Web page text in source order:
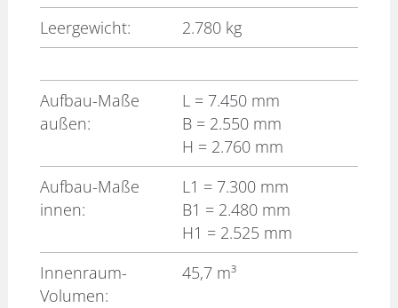
Leergewicht:
2.780 kg
Aufbau-Maße
außen:
L = 7.450 mm
B = 2.550 mm
H = 2.760 mm
Aufbau-Maße
innen:
L1 = 7.300 mm
B1 = 2.480 mm
H1 = 2.525 mm
Innenraum-
Volumen:
45,7 m³